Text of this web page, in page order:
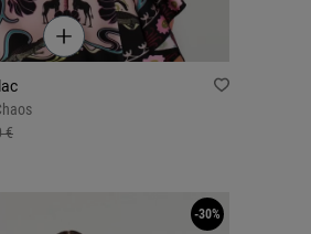
€
-30%